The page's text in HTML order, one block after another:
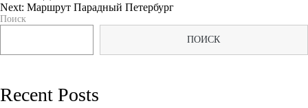
Навигация
записям
Next: Маршрут Парадный Петербург
Поиск
ПОИСК
Recent Posts